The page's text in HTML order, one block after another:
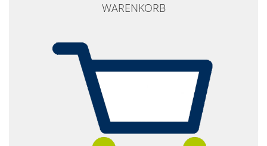
WARENKORB